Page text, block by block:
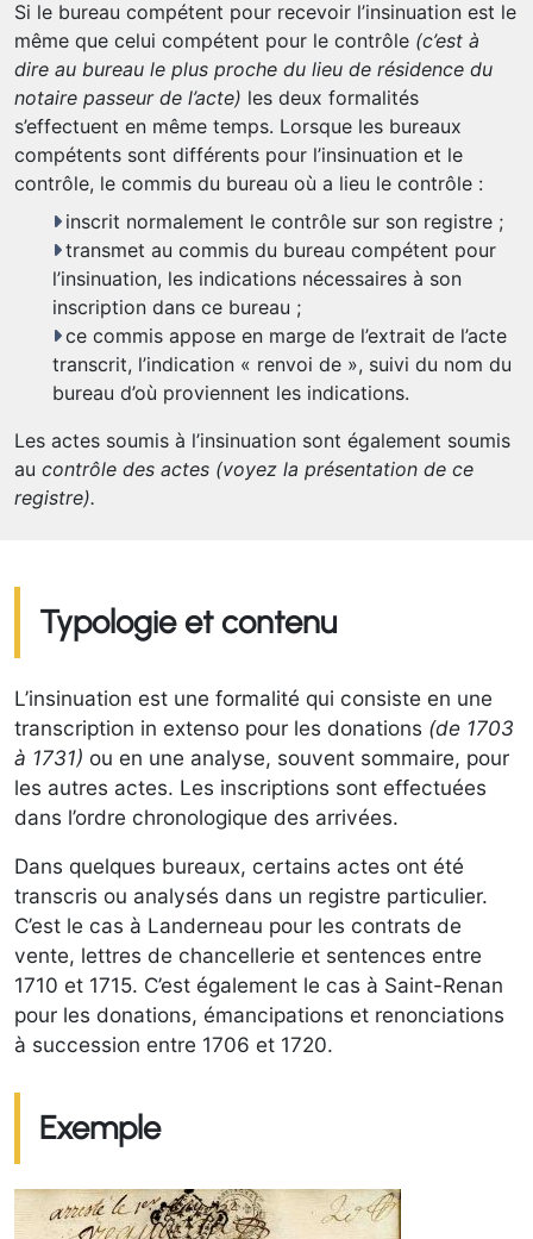
Si le bureau compétent pour recevoir l’insinuation est le
même que celui compétent pour le contrôle (c’est à
dire au bureau le plus proche du lieu de résidence du
notaire passeur de l’acte) les deux formalités
s’effectuent en même temps. Lorsque les bureaux
compétents sont différents pour l’insinuation et le
contrôle, le commis du bureau où a lieu le contrôle :
inscrit normalement le contrôle sur son registre ;
transmet au commis du bureau compétent pour
l’insinuation, les indications nécessaires à son
inscription dans ce bureau ;
ce commis appose en marge de l’extrait de l’acte
transcrit, l’indication « renvoi de », suivi du nom du
bureau d’où proviennent les indications.
Les actes soumis à l’insinuation sont également soumis
au contrôle des actes (voyez la présentation de ce
registre).
Typologie et contenu
L’insinuation est une formalité qui consiste en une
transcription in extenso pour les donations (de 1703
à 1731) ou en une analyse, souvent sommaire, pour
les autres actes. Les inscriptions sont effectuées
dans l’ordre chronologique des arrivées.
Dans quelques bureaux, certains actes ont été
transcris ou analysés dans un registre particulier.
C’est le cas à Landerneau pour les contrats de
vente, lettres de chancellerie et sentences entre
1710 et 1715. C’est également le cas à Saint-Renan
pour les donations, émancipations et renonciations
à succession entre 1706 et 1720.
Exemple